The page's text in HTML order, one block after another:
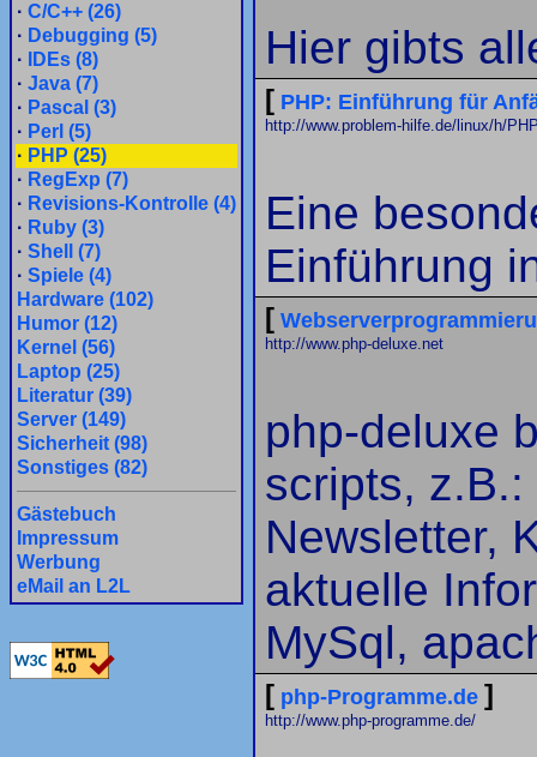
· C/C++ (26)
· Debugging (5)
·
IDEs (8)
· Java (7)
· Pascal (3)
· Perl (5)
· PHP (25)
· RegExp (7)
· Revisions-Kontrolle (4)
· Ruby (3)
· Shell (7)
· Spiele (4)
Hardware (102)
Humor (12)
Kernel (56)
Laptop (25)
Literatur (39)
Server (149)
Sicherheit (98)
Sonstiges (82)
Gästebuch
Impressum
Werbung
eMail an L2L
Hier gibts
[ PHP: Einführung für
http://www.problem-hilfe.de/linux/h/
Eine
Einführung
[
http://www.php-deluxe.net
php-deluxe
scripts,
Newsletter,
aktuelle
MySql,
[ php-Programme.de ]
http://www.php-programme.de/